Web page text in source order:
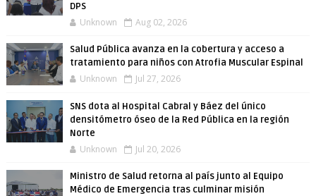
DPS
Unknown Aug 02, 2026
Salud Pública avanza en la cobertura y acceso a
tratamiento para niños con Atrofia Muscular Espinal
Unknown Jul 27, 2026
SNS dota al Hospital Cabral y Báez del único
densitómetro óseo de la Red Pública en la región
Norte
Unknown Jul 20, 2026
Ministro de Salud retorna al país junto al Equipo
Médico de Emergencia tras culminar misión